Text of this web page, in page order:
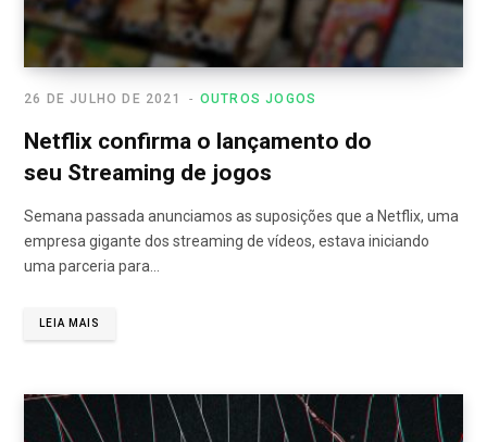
OUTROS JOGOS
26 DE JULHO DE 2021
Netflix confirma o lançamento do
seu Streaming de jogos
Semana passada anunciamos as suposições que a Netflix, uma
empresa gigante dos streaming de vídeos, estava iniciando
uma parceria para…
LEIA MAIS